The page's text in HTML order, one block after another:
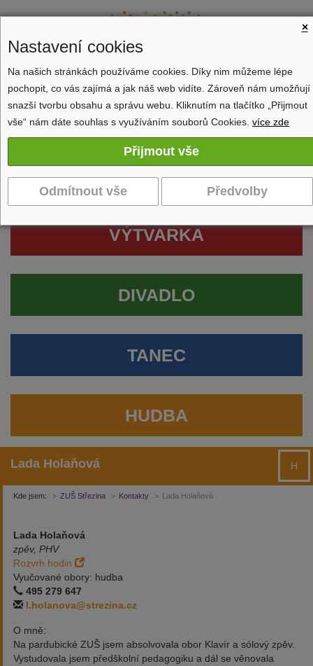
Zobrazit navigaci
VÝTVARKA
DIVADLO
TANEC
HUDBA
Lada Holaňová H
Kde jsem: ZUŠ Střezina Kontakty Lada Holaňová
Lada Holaňová
zpěv, PHV
Rozvrh hodin
Vyučované obory: hudba
495 279 647
l.holanova@strezina.cz
O mně:
Na pardubické ZUŠ jsem absolvovala obor Klavír a sólový zpěv.
Vystudovala jsem předškolní pedagogiku a dál se věnovala
×
Nastavení cookies
Na našich stránkách používáme cookies. Díky nim můžeme lépe
pochopit, co vás zajímá a jak náš web vidíte. Zároveň nám umožňují
snazší tvorbu obsahu a správu webu. Kliknutím na tlačítko „Přijmout
vše“ nám dáte souhlas s využíváním souborů Cookies. více zde